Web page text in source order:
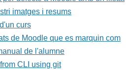
imatges i resums
curs
de Moodle que es marquin com
de l'alumne
CLI using git